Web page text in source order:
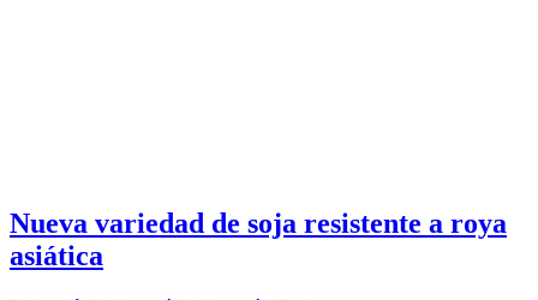
Nueva variedad de soja resistente a roya
asiática